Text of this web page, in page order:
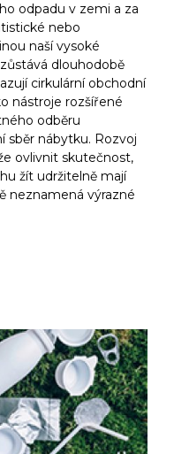
odpadu v zemi a za
nebo
naší vysoké
dlouhodobě
cirkulární obchodní
nástroje rozšířené
odběru
sběr nábytku. Rozvoj
ovlivnit skutečnost,
žít udržitelně mají
neznamená výrazné